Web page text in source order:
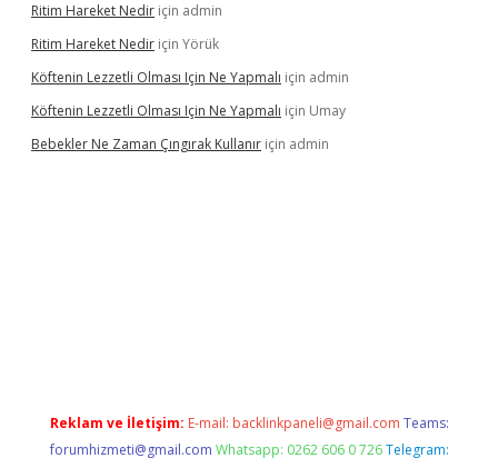
Ritim Hareket Nedir için admin
Ritim Hareket Nedir için Yörük
Köftenin Lezzetli Olması Için Ne Yapmalı için admin
Köftenin Lezzetli Olması Için Ne Yapmalı için Umay
Bebekler Ne Zaman Çıngırak Kullanır için admin
Reklam ve İletişim: E-mail: backlinkpaneli@gmail.com Teams:
forumhizmeti@gmail.com Whatsapp: 0262 606 0 726 Telegram: